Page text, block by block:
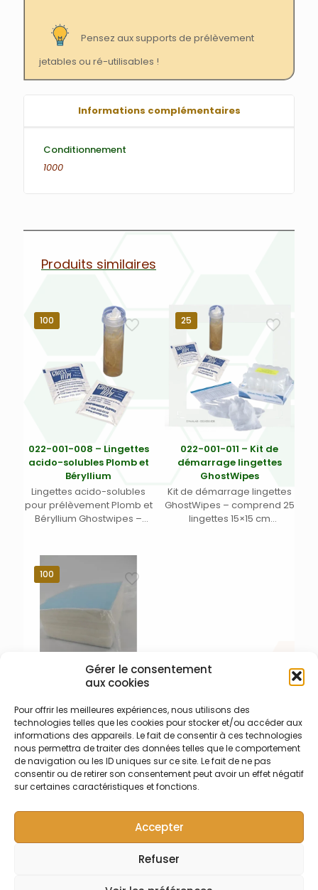
Gérer le consentement
aux cookies
Pour offrir les meilleures expériences, nous utilisons des
technologies telles que les cookies pour stocker et/ou accéder aux
informations des appareils. Le fait de consentir à ces technologies
nous permettra de traiter des données telles que le comportement
de navigation ou les ID uniques sur ce site. Le fait de ne pas
consentir ou de retirer son consentement peut avoir un effet négatif
sur certaines caractéristiques et fonctions.
Accepter
Refuser
Pensez aux supports de prélèvement
jetables ou ré-utilisables !
Informations complémentaires
Conditionnement
1000
Produits similaires
100
022-001-008 – Lingettes
acido-solubles Plomb et
Béryllium
Lingettes acido-solubles
pour prélèvement Plomb et
Béryllium Ghostwipes –
individuellement et
humidifiée à l’eau distillée
25
022-001-011 – Kit de
démarrage lingettes
GhostWipes
Kit de démarrage lingettes
GhostWipes – comprend 25
lingettes 15×15 cm
d’analyse, 1 paire de gant et
100
022-001-007 – Lingettes
acido-solubles sèches
Plomb et Béryllium
Lingettes de prélèvement
Ghostwipes sèches pour
Plomb et Béryllium 10 x 10 cm
(4″ x 4″) ensachées